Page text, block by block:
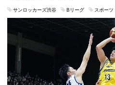
サンロッカーズ渋谷 Bリーグ スポーツ